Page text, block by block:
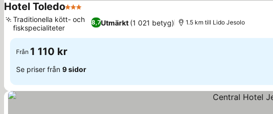
Hotel Toledo3 Stjärnor
8,7Utmärkt (1 021 betyg)
Traditionella kött- och
fiskspecialiteter
1.5 km till Lido Jesolo
Från 1 110 kr
Se priser från 9 sidor